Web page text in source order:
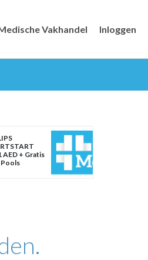
Vakhandel Inloggen
AED + Gratis